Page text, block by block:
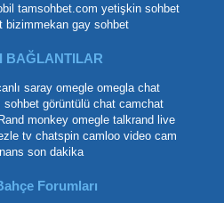
tamsohbet.com yetişkin sohbet
bizimmekan gay sohbet
BAĞLANTILAR
saray omegle omegla chat
sohbet görüntülü chat camchat
monkey omegle talkrand live
tv chatspin camloo video cam
son dakika
Forumları